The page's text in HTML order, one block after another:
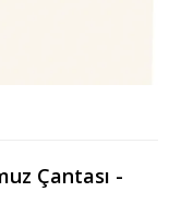
Çantası -